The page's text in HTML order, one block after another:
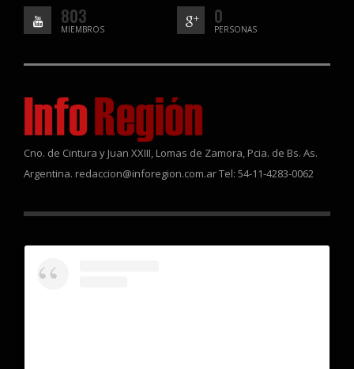
803
MIEMBROS
0
PERSONAS
Cno. de Cintura y Juan XXIII, Lomas de Zamora, Pcia. de Bs. As.
Argentina. redaccion@inforegion.com.ar Tel: 54-11-4283-0062